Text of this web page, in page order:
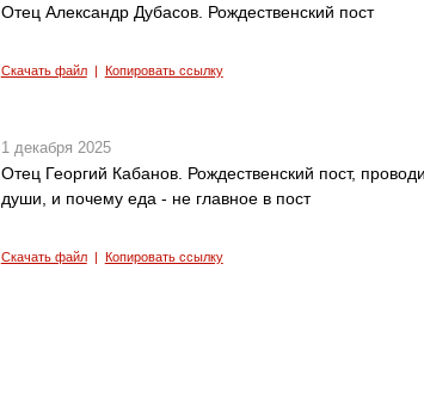
Отец Александр Дубасов. Рождественский пост
Скачать файл| Копировать ссылку
1 декабря 2025
Отец Георгий Кабанов. Рождественский пост,
души, и почему еда - не главное в пост
Скачать файл| Копировать ссылку